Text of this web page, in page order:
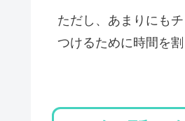
ただし、あまりにも
つけるために時間を割